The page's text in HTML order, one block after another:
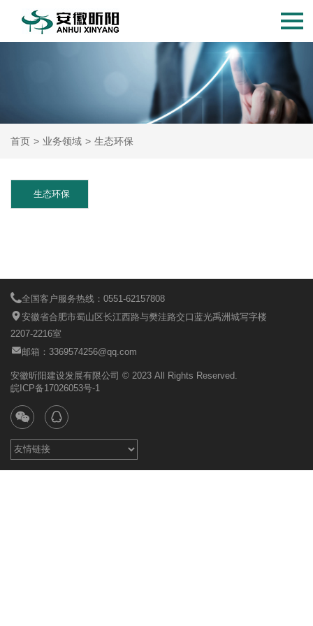
首页 > 业务领域 > 生态环保
生态环保
全国客户服务热线：0551-62157808
安徽省合肥市蜀山区长江西路与樊洼路交口蓝光禹洲城写字楼
2207-2216室
邮箱：3369574256@qq.com
安徽昕阳建设发展有限公司 © 2023 All Rights Reserved.
皖ICP备17026053号-1